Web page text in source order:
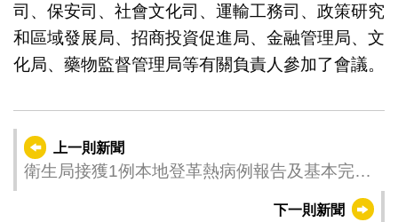
司、保安司、社會文化司、運輸工務司、政策研究
和區域發展局、招商投資促進局、金融管理局、文
化局、藥物監督管理局等有關負責人參加了會議。
上一則新聞
衛生局接獲1例本地登革熱病例報告及基本完成
下一則新聞